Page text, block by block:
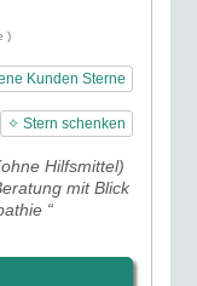
)
Kunden Sterne
✧ Stern schenken
Hilfsmittel)
mit Blick
“